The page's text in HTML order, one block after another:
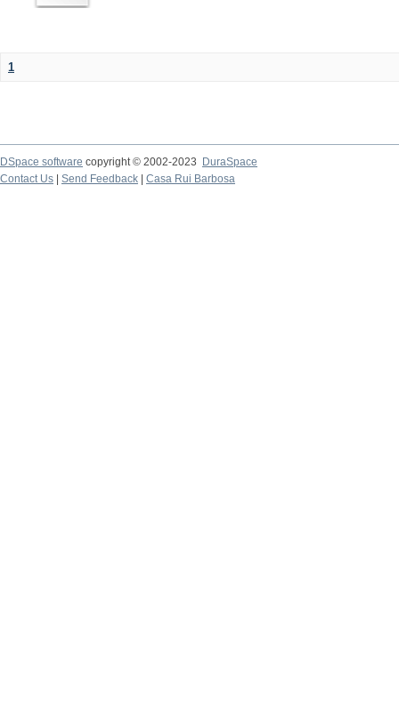
1
DSpace software copyright © 2002-2023
DuraSpace
Contact Us
Send Feedback Casa Rui Barbosa